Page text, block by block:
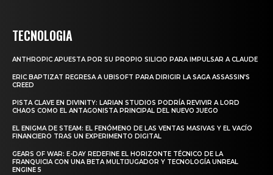
TECNOLOGIA
ANTHROPIC APUESTA POR SU PROPIO SILICIO PARA IMPULSAR A CLAUDE
ERIC BAPTIZAT REGRESA A UBISOFT PARA DIRIGIR LA SAGA ASSASSIN’S
CREED
PISTA CLAVE EN DIVINITY: LARIAN STUDIOS PODRÍA REVIVIR A LORD
CHAOS COMO EL ANTAGONISTA PRINCIPAL DEL NUEVO JUEGO
EL ENIGMA DE STEAM: EL FENÓMENO DE LAS VENTAS MASIVAS Y EL VACÍO
FINANCIERO TRAS UN EXPERIMENTO DIGITAL
GEARS OF WAR: E-DAY REDEFINE EL HORIZONTE TÉCNICO DE LA
FRANQUICIA CON UNA BETA MULTIJUGADOR Y TECNOLOGÍA UNREAL
ENGINE 5